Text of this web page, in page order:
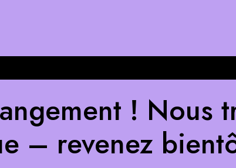
! Nous
– revenez